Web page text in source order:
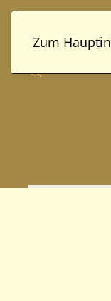
Zum